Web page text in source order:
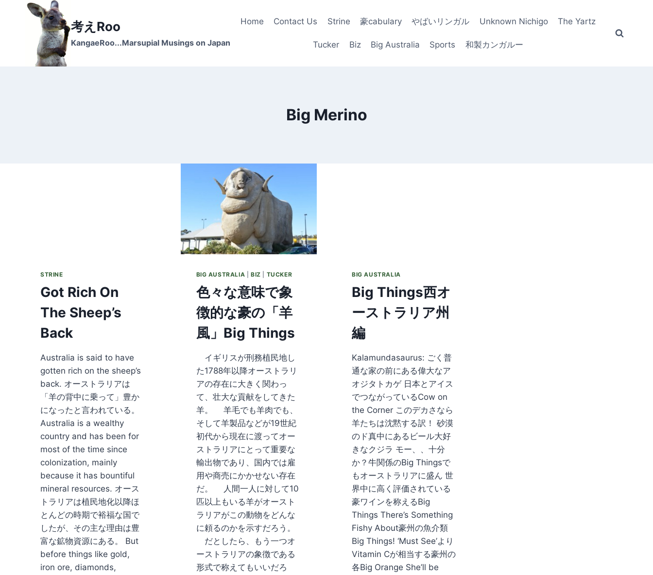
考えRoo
KangaeRoo...Marsupial Musings on Japan
Home Contact Us Strine 豪cabulary やばいリンガル Unknown Nichigo The Yartz
Tucker Biz Big Australia Sports 和製カンガルー
Big Merino
STRINE
Got Rich On
The Sheep’s
Back
Australia is said to have
gotten rich on the sheep’s
back. オーストラリアは
「羊の背中に乗って」豊か
になったと言われている。
Australia is a wealthy
country and has been for
most of the time since
colonization, mainly
because it has bountiful
mineral resources. オース
トラリアは植民地化以降ほ
とんどの時期で裕福な国で
したが、その主な理由は豊
富な鉱物資源にある。 But
before things like gold,
iron ore, diamonds,
BIG AUSTRALIA |BIZ TUCKER
色々な意味で象
徴的な豪の「羊
風」Big Things
イギリスが刑務植民地し
た1788年以降オーストラリ
アの存在に大きく関わっ
て、壮大な貢献をしてきた
羊。 羊毛でも羊肉でも、
そして羊製品などが19世紀
初代から現在に渡ってオー
ストラリアにとって重要な
輸出物であり、国内では雇
用や商売にかかせない存在
だ。 人間一人に対して10
匹以上もいる羊がオースト
ラリアがこの動物をどんな
に頼るのかを示すだろう。
だとしたら、もう一つオ
ーストラリアの象徴である
形式で称えてもいいだろ
BIG AUSTRALIA
Big Things西オ
ーストラリア州
編
Kalamundasaurus: ごく普
通な家の前にある偉大なア
オジタトカゲ 日本とアイス
でつながっているCow on
the Corner このデカさなら
羊たちは沈黙する訳！ 砂漠
のド真中にあるビール大好
きなクジラ モー、、十分
か？牛関係のBig Thingsで
もオーストラリアに盛ん 世
界中に高く評価されている
豪ワインを称えるBig
Things There’s Something
Fishy About豪州の魚介類
Big Things! ‘Must See’より
Vitamin Cが相当する豪州の
各Big Orange She’ll be